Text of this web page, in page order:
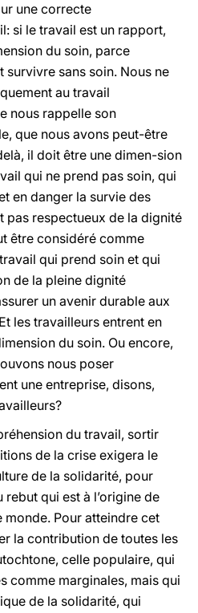
une correcte
si le travail est un rapport,
du soin, parce
survivre sans soin. Nous ne
au travail
nous rappelle son
que nous avons peut-être
il doit être une dimen-sion
qui ne prend pas soin, qui
en danger la survie des
pas respectueux de la dignité
être considéré comme
qui prend soin et qui
de la pleine dignité
un avenir durable aux
les travailleurs entrent en
du soin. Ou encore,
nous poser
une entreprise, disons,
du travail, sortir
de la crise exigera le
de la solidarité, pour
qui est à l’origine de
monde. Pour atteindre cet
la contribution de toutes les
celle populaire, qui
comme marginales, mais qui
de la solidarité, qui